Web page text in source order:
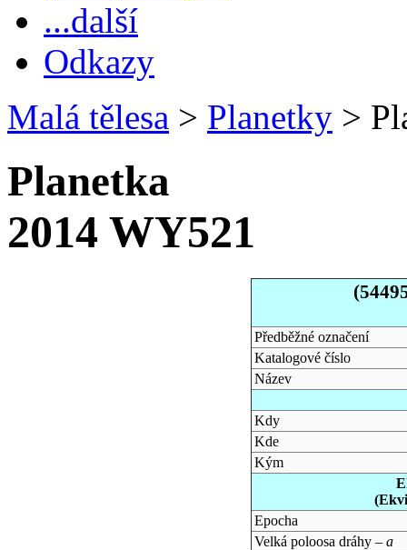
...další
Odkazy
Malá tělesa > Planetky >
Planetka
2014 WY521
Předběžné označení
Katalogové číslo
Název
Kdy
Kde
Kým
Epocha
Velká poloosa dráhy – a